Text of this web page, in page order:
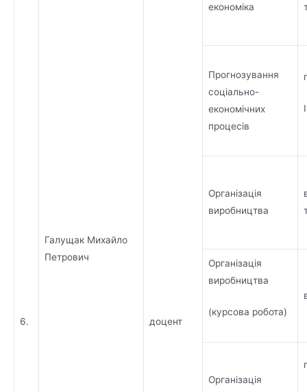
6.
Галущак Михайло
Петрович
доцент
економіка
Прогнозування
соціально-
економічних
процесів
Організація
виробництва
Організація
виробництва
(курсова робота)
Організація